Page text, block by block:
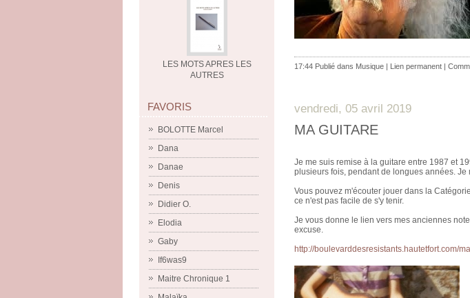
LES MOTS APRES LES
AUTRES
FAVORIS
BOLOTTE Marcel
Dana
Danae
Denis
Didier O.
Elodia
Gaby
If6was9
Maitre Chronique 1
17:44 Publié dans Musique Lien permanent
vendredi, 05 avril 2019
MA GUITARE
Je me suis remise à la guitare entre 1987 et
plusieurs fois, pendant de longues années.
Vous pouvez m'écouter jouer dans la
ce n'est pas facile de s'y tenir.
Je vous donne le lien vers mes anciennes
excuse.
http://boulevarddesresistants.hautetfort.com/